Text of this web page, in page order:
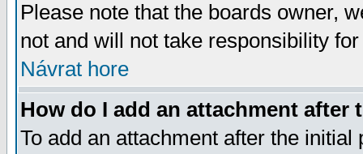
Please note that the boards owner,
not and will not take responsibility
Návrat hore
How do I add an attachment after
To add an attachment after the